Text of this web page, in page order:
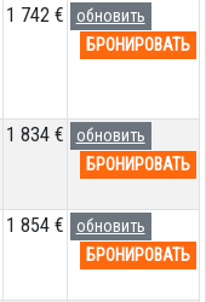
1 742 €
обновить
БРОНИРОВАТЬ
1 834 €
обновить
БРОНИРОВАТЬ
1 854 €
обновить
БРОНИРОВАТЬ